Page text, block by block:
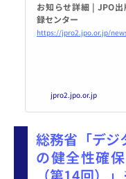
お知らせ詳細 | JPO出
録センター
jpro2.jpo.or.jp
総務省「デジ
の健全性確